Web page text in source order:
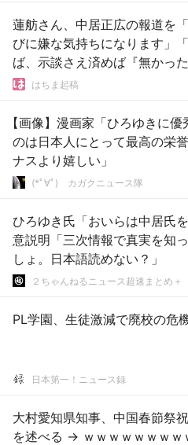
蓮舫さん、中居正広の報道を
びに嫌な気持ちになります」
ば、示談さえ済めば『無かっ
きるという感覚に」
はちま起稿
【画像】漫画家「ひろゆきに優
のは日本人にとって最高の栄
ナスより嬉しい」
(*ﾟ∀ﾟ)ゞカガクニュース隊
ひろゆき氏「おいらは中居氏
意説明「三次情報で真実を知
しょ。日本語読めない？」
２ちゃんねるニュース超速まとめ＋
PL学園、生徒激減で廃校の危
日本第一！ニュース録
大村愛知県知事、中国春節祭
を述べる → ｗｗｗｗｗｗｗｗ